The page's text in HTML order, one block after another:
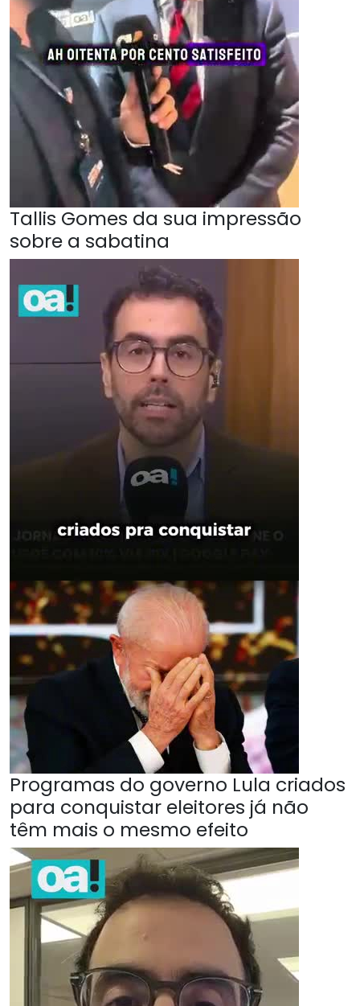
Tallis Gomes da sua impressão
sobre a sabatina
Programas do governo Lula criados
para conquistar eleitores já não
têm mais o mesmo efeito